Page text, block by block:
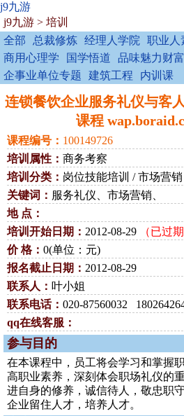
j9九游
j9九游 > 培训
全部
总裁修炼 经理人学院 职业人
商用心理学
国学悟道 品味魅力财富
企事业单位专题
建筑工程 内训课
连锁餐饮企业服务礼仪与客
课程
课程编号： 100149726
培训属性： 商务考察
培训分类： 岗位技能培训 / 市场营销
关键词： 服务礼仪、市场营销、
地 点：
培训开始日期： 2012-08-29
（已过期
价 格： 0(单位：元)
报名截止日期： 2012-08-29
联系人： 叶小姐
联系电话： 020-87560032
qq在线客服：
参与目的
在本课程中，员工将会学习和掌握
高职业素养，深刻体会职场礼仪的
进自身的修养，诚信待人，敬忠职
企业留住人才，培养人才。